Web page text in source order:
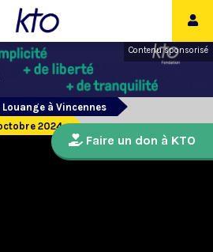
Contenu sponsorisé
Louange à Vincennes
2024
Faire un don à KTO